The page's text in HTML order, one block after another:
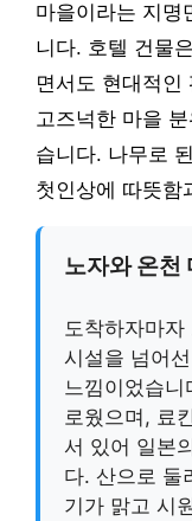
마을이라는 지명
니다. 호텔 건물
면서도 현대적인
고즈넉한 마을
습니다. 나무로
첫인상에 따뜻함
노자와 온천
도착하자마
시설을 넘어
느낌이었습
로웠으며, 료
서 있어 일본
다. 산으로 둘
기가 맑고 시